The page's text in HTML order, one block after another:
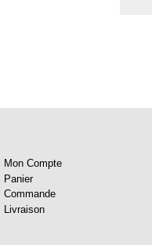
Mon Compte
Panier
Commande
Livraison